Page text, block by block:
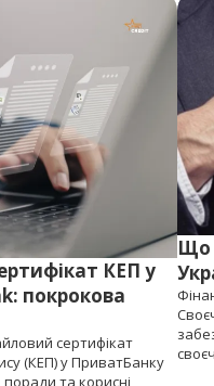
КЕП у
покрокова
сертифікат
(КЕП) у ПриватБанку
та корисні
Що